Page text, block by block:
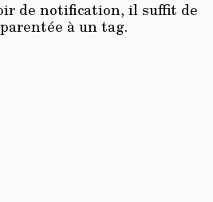
de notification, il suffit de
à un tag.